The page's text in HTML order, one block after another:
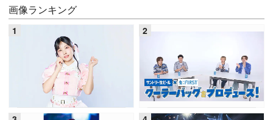
画像ランキング